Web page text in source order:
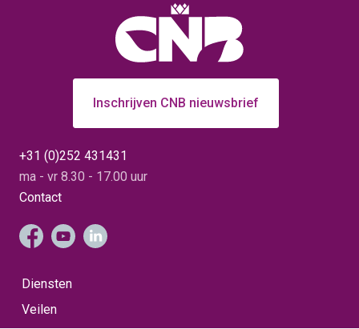
Inschrijven CNB nieuwsbrief
+31 (0)252 431431
ma - vr 8.30 - 17.00 uur
Contact
Diensten
Veilen